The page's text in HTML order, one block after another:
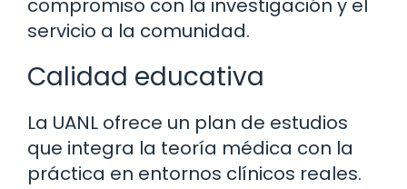
compromiso con la investigación y el
servicio a la comunidad.
Calidad educativa
La UANL ofrece un plan de estudios
que integra la teoría médica con la
práctica en entornos clínicos reales.